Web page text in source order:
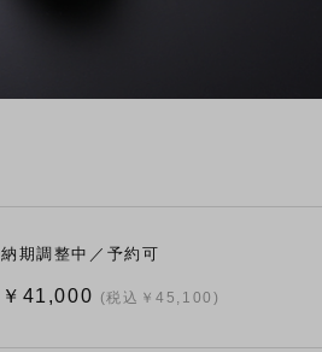
納期調整中／予約可
￥41,000 (税込￥45,100)